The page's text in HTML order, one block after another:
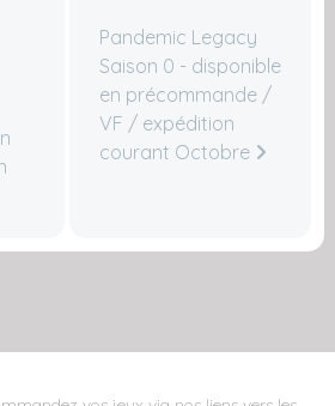
Pandemic Legacy
Saison 0 - disponible
en précommande /
VF / expédition
courant Octobre